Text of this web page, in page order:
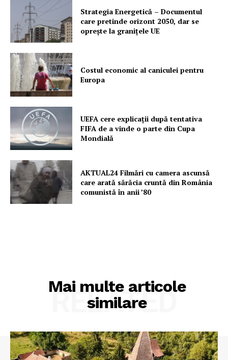
Un proiect
FREEDOM HOUSE ROMÂNIA
PRESShub
Despre noi / Echipa
Proiecte editoriale
Rețea
Contact
Strategia Energetică – Documentul
care pretinde orizont 2050, dar se
oprește la granițele UE
Costul economic al caniculei pentru
Europa
UEFA cere explicații după tentativa
FIFA de a vinde o parte din Cupa
Mondială
AKTUAL24 Filmări cu camera ascunsă
care arată sărăcia cruntă din România
comunistă în anii ’80
Mai multe articole
similare
RELATED